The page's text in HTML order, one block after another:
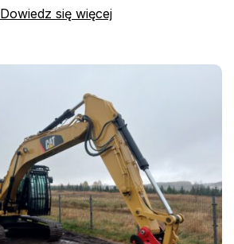
Dowiedz się więcej